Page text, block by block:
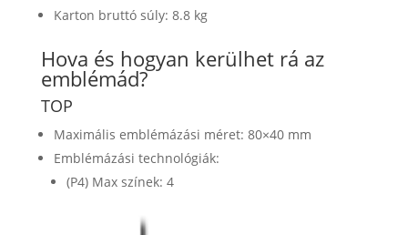
Karton bruttó súly: 8.8 kg
Hova és hogyan kerülhet rá az
emblémád?
TOP
Maximális emblémázási méret: 80×40 mm
Emblémázási technológiák:
(P4) Max színek: 4